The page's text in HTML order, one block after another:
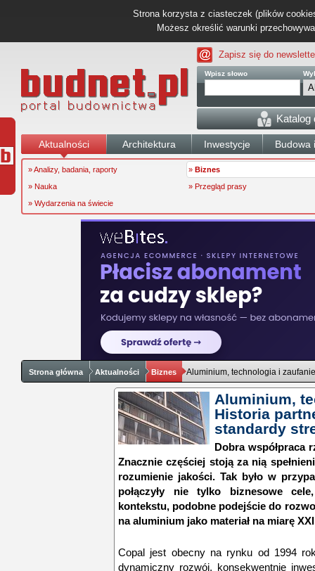
Strona korzysta z ciasteczek (plików
Możesz określić warunki
Zapisz się do
Wpisz słowo
Katalog
Aktualności Architektura Inwestycje Budowa
» Analizy, badania, raporty » Biznes
» Nauka
» Przegląd prasy
» Wydarzenia na świecie
Strona główna Aktualności Biznes Aluminium, technologia i
Aluminium,
Historia
standardy
Dobra współpraca
Znacznie częściej stoją za nią
rozumienie jakości. Tak było w
połączyły nie tylko biznesowe
kontekstu, podobne podejście do
na aluminium jako materiał na miarę
Copal jest obecny na rynku od 1994
dynamiczny rozwój, konsekwentnie